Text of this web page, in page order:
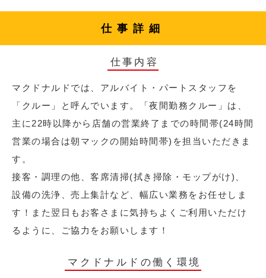
仕事詳細
仕事内容
マクドナルドでは、アルバイト・パートスタッフを
「クルー」と呼んでいます。「夜間勤務クルー」は、
主に22時以降から店舗の営業終了までの時間帯(24時間
営業の場合は朝マックの開始時間帯)を担当いただきま
す。
接客・調理の他、客席清掃(拭き掃除・モップがけ)、
設備の洗浄、売上集計など、幅広い業務をお任せしま
す！また翌日もお客さまに気持ちよくご利用いただけ
るように、ご協力をお願いします！
マクドナルドの働く環境